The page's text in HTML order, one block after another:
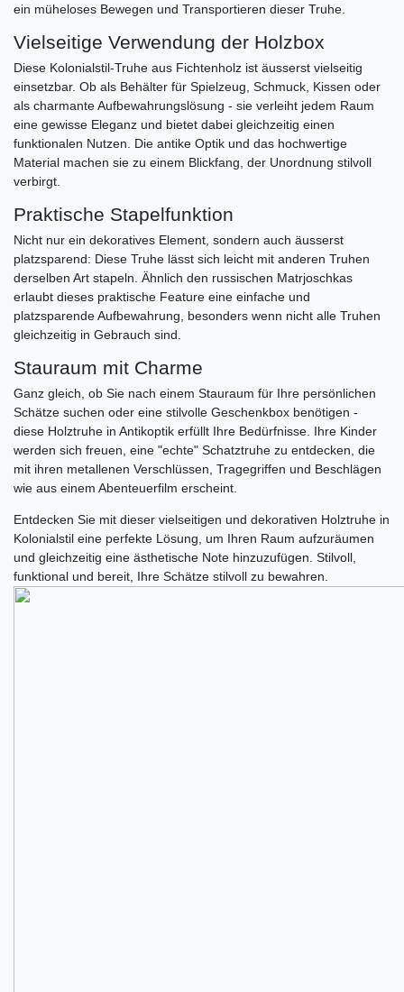
ein müheloses Bewegen und Transportieren dieser Truhe.
Vielseitige Verwendung der Holzbox
Diese Kolonialstil-Truhe aus Fichtenholz ist äusserst vielseitig
einsetzbar. Ob als Behälter für Spielzeug, Schmuck, Kissen oder
als charmante Aufbewahrungslösung - sie verleiht jedem Raum
eine gewisse Eleganz und bietet dabei gleichzeitig einen
funktionalen Nutzen. Die antike Optik und das hochwertige
Material machen sie zu einem Blickfang, der Unordnung stilvoll
verbirgt.
Praktische Stapelfunktion
Nicht nur ein dekoratives Element, sondern auch äusserst
platzsparend: Diese Truhe lässt sich leicht mit anderen Truhen
derselben Art stapeln. Ähnlich den russischen Matrjoschkas
erlaubt dieses praktische Feature eine einfache und
platzsparende Aufbewahrung, besonders wenn nicht alle Truhen
gleichzeitig in Gebrauch sind.
Stauraum mit Charme
Ganz gleich, ob Sie nach einem Stauraum für Ihre persönlichen
Schätze suchen oder eine stilvolle Geschenkbox benötigen -
diese Holztruhe in Antikoptik erfüllt Ihre Bedürfnisse. Ihre Kinder
werden sich freuen, eine "echte" Schatztruhe zu entdecken, die
mit ihren metallenen Verschlüssen, Tragegriffen und Beschlägen
wie aus einem Abenteuerfilm erscheint.
Entdecken Sie mit dieser vielseitigen und dekorativen Holztruhe in
Kolonialstil eine perfekte Lösung, um Ihren Raum aufzuräumen
und gleichzeitig eine ästhetische Note hinzuzufügen. Stilvoll,
funktional und bereit, Ihre Schätze stilvoll zu bewahren.